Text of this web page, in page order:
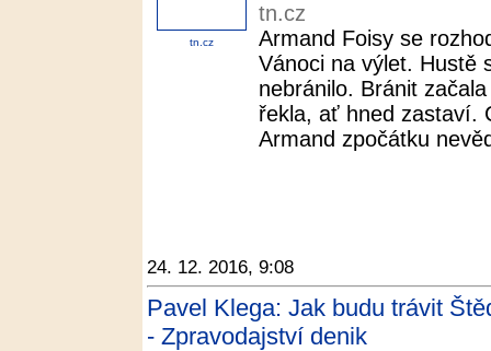
tn.cz
tn.cz
Armand Foisy se
Vánoci na výlet. Hustě
nebránilo. Bránit
řekla, ať hned zastaví.
Armand zpočátku
24. 12. 2016, 9:08
Pavel Klega: Jak budu trávit
- Zpravodajství denik